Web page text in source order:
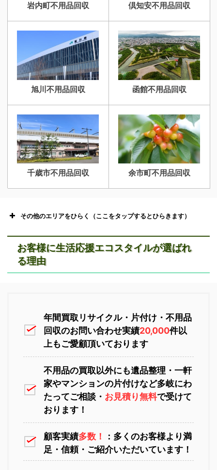
登別不用品回収 伊達市不用品回収
名寄市不用品回収 士別市不用品回収
白老町不用品回収 長万部町不用品回収
八雲町不用品回収 古平町不用品回収
岩内町不用品回収 倶知安不用品回収
旭川不用品回収 函館不用品回収
千歳市不用品回収 余市町不用品回収
その他のエリアをひらく（ここをタップするとひらきます）
苫小牧不用品回収 室蘭不用品回収
お客様に生活応援エコスタイルが選ばれ
る理由
年間買取リサイクル・片付け・不用品
回収のお問い合わせ実績20,000件以
上もご愛顧頂いております
不用品の買取以外にも遺品整理・一軒
家やマンションの片付けなど多岐にわ
たってご相談・ お見積り無料で受けて
おります！
顧客実績多数！
：多くのお客様より満
足・信頼・ご紹介いただいています！